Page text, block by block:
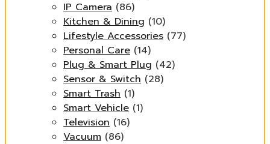
IP Camera (86)
Kitchen & Dining (10)
Lifestyle Accessories (77)
Personal Care (14)
Plug & Smart Plug (42)
Sensor & Switch (28)
Smart Trash (1)
Smart Vehicle (1)
Television (16)
Vacuum (86)